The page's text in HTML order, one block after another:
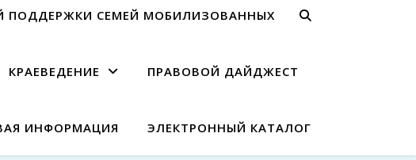
ПОДДЕРЖКИ СЕМЕЙ МОБИЛИЗОВАННЫХ
КРАЕВЕДЕНИЕ ПРАВОВОЙ ДАЙДЖЕСТ
ИНФОРМАЦИЯ ЭЛЕКТРОННЫЙ КАТАЛОГ